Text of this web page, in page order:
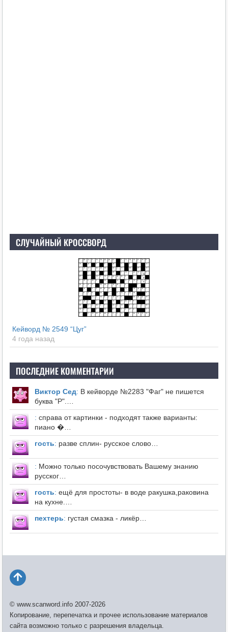
СЛУЧАЙНЫЙ КРОССВОРД
Кейворд № 2549 “Цуг”
4 года назад
ПОСЛЕДНИЕ КОММЕНТАРИИ
Виктор Сед: В кейворде №2283 "Фаг" не пишется
буква "Р".…
: справа от картинки - подходят также варианты:
пиано �…
гость: разве сплин- русское слово…
: Можно только посочувствовать Вашему знанию
русског…
гость: ещё для простоты- в воде ракушка,раковина
на кухне.…
пехтерь: густая смазка - ликёр…
© www.scanword.info 2007-2026
Копирование, перепечатка и прочее использование материалов
сайта возможно только с разрешения владельца.